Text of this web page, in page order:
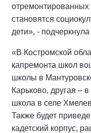
отремонтированных
становятся
дети», -
«В Костромской
капремонта школ
школы в
Карьково, другая –
школа в селе
Также будет
кадетский корпус,